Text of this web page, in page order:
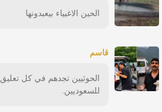
الحين الاغبياء بيعبدونها
قاسم
الحوثيين تجدهم في كل تعليق
للسعوديين.